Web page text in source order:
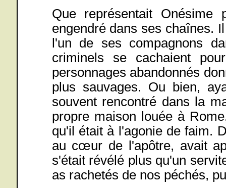
Que représentait
engendré dans ses chaînes.
l'un de ses compagnons
criminels se cachaient
personnages abandonnés
plus sauvages. Ou bien,
souvent rencontré dans la
propre maison louée à
qu'il était à l'agonie de faim.
au cœur de l'apôtre, avait
s'était révélé plus qu'un
as rachetés de nos péchés,